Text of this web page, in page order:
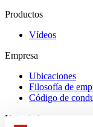
Productos
Vídeos
Empresa
Ubicaciones
Filosofía de
Código de
Novedad